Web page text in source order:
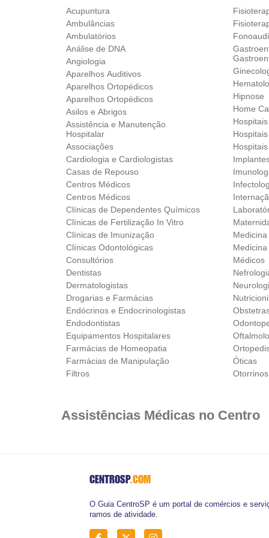
Acupuntura
Ambulâncias
Ambulatórios
Análise de DNA
Angiologia
Aparelhos Auditivos
Aparelhos Ortopédicos‎
Aparelhos Ortopédicos‎
Asilos e Abrigos
Assistência e Manutenção
Hospitalar
Associações
Cardiologia e Cardiologistas
Casas de Repouso
Centros Médicos
Centros Médicos
Clínicas de Dependentes Químicos
Clínicas de Fertilização In Vitro
Clínicas de Imunização
Clínicas Odontológicas
Consultórios
Dentistas
Dermatologistas
Drogarias e Farmácias
Endócrinos e Endocrinologistas
Endodontistas
Equipamentos Hospitalares
Farmácias de Homeopatia
Farmácias de Manipulação
Filtros
Hipnose
Home
Médicos
Óticas
Assistências Médicas no Centro
CENTROSP.COM
O Guia CentroSP é um portal de comércios e
ramos de atividade.